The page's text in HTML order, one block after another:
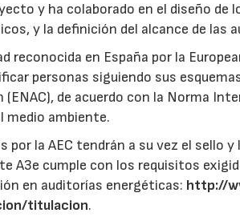
y ha colaborado en el diseño
y la definición del alcance de las
reconocida en España por la
personas siguiendo sus
de acuerdo con la Norma
medio ambiente.
la AEC tendrán a su vez el sello
A3e cumple con los requisitos
en auditorías energéticas: http://
titulacion.